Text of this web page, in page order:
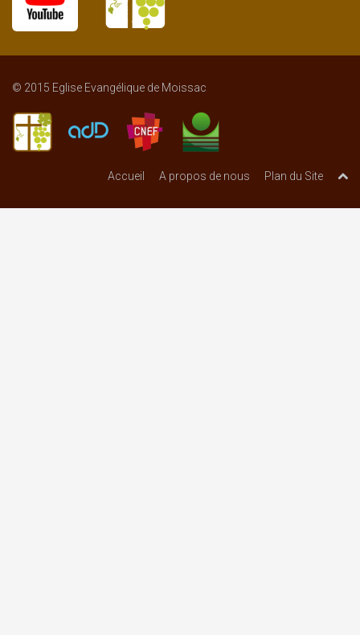
© 2015 Eglise Evangélique de Moissac
Accueil A propos de nous Plan du Site